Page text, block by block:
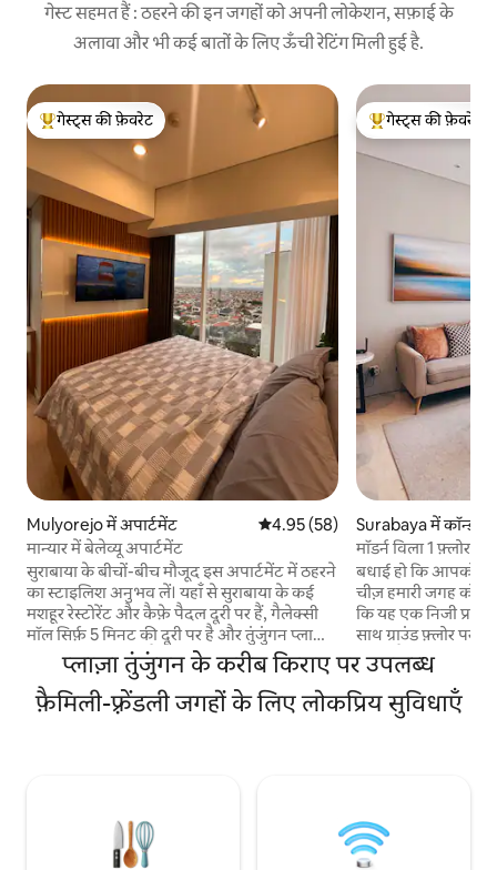
गेस्ट सहमत हैं : ठहरने की इन जगहों को अपनी लोकेशन, सफ़ाई के
अलावा और भी कई बातों के लिए ऊँची रेटिंग मिली हुई है.
गेस्ट्स का टॉप फ़ेवरेट
गेस्ट्स की फ़ेवरेट
Mulyorejo में अपार्टमेंट औसत रेटिंग 5 में से 4.95, 58 समीक्षाएँ
4.95 (58)
मान्यार में बेलेव्यू अपार्टमेंट
सुराबाया के बीचों-बीच मौजूद इस अपार्टमेंट में ठहरने
का स्टाइलिश अनुभव लें। यहाँ से सुराबाया के कई
मशहूर रेस्टोरेंट और कैफ़े पैदल दूरी पर हैं, गैलेक्सी
मॉल सिर्फ़ 5 मिनट की दूरी पर है और तुंजुंगन प्लाज़ा
15 मिनट की दूरी पर है यह अपार्टमेंट सुराबाया की
शीर्ष यूनिवर्सिटीज़, जैसे कि ITS (10 मिनट) और
UNAIR (7 मिनट) के भी बहुत करीब है। यहाँ पूरी
तरह से काँच की खिड़कियाँ लगी हुई हैं, जिनसे आप
गेस्ट्स का टॉप फ़ेवरेट
गेस्ट्स की फ़ेवरेट
Surabaya में कॉन्डो
मॉडर्न विला 1 फ़्लोर द
बधाई हो कि आपको
चीज़ हमारी जगह को
कि यह एक निजी
साथ ग्राउंड फ़्लोर पर स्थित है। हमारी यूनिट 2 BR
कॉन्डो है, जिसे
एक्सेस दिया गया है -
की ज़रूरत नहीं है -
है - गोजेक/ ग्रैब
प्लाज़ा तुंजुंगन के करीब किराए पर उपलब्ध
फ़ैमिली-फ़्रेंडली जगहों के लिए लोकप्रिय सुविधाएँ